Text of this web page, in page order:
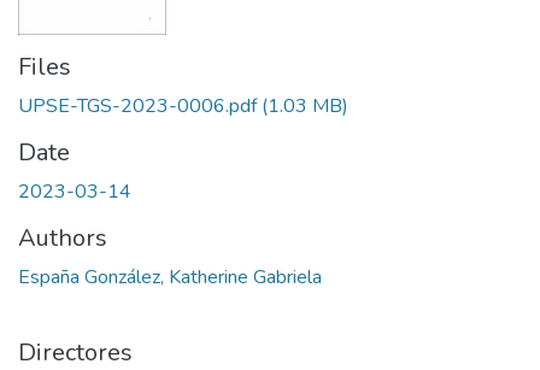
Files
UPSE-TGS-2023-0006.pdf(1.03 MB)
Date
2023-03-14
Authors
España González, Katherine Gabriela
Directores